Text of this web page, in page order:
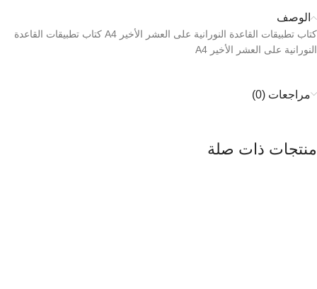
الوصف
كتاب تطبيقات القاعدة النورانية على العشر الأخير A4 كتاب تطبيقات القاعدة
النورانية على العشر الأخير A4
مراجعات (0)
منتجات ذات صلة